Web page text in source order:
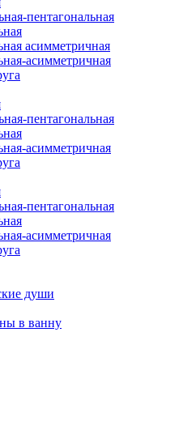
пентагональная
асимметричная
асимметричная
пентагональная
асимметричная
пентагональная
асимметричная
души
в ванну